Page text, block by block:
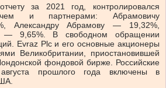
за 2021 год, контролировался
и партнерами: Абрамовичу
Александру Абрамову — 19,32%,
— 9,65%. В свободном обращении
Evraz Plc и его основные акционеры
Великобритании, приостановившей
фондовой бирже. Российские
прошлого года включены в